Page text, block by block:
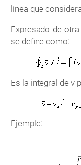
línea que
Expresado de
se define como:
Es la integral de v
Ejemplo: